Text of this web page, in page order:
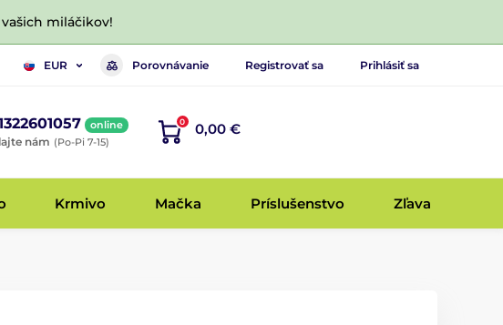
miláčikov!
EUR Porovnávanie Registrovať sa Prihlásiť sa
online
nám (Po-Pi 7-15)
0 0,00 €
Krmivo Mačka Príslušenstvo Zľava